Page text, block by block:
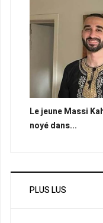
Le jeune Massi
noyé dans...
PLUS LUS